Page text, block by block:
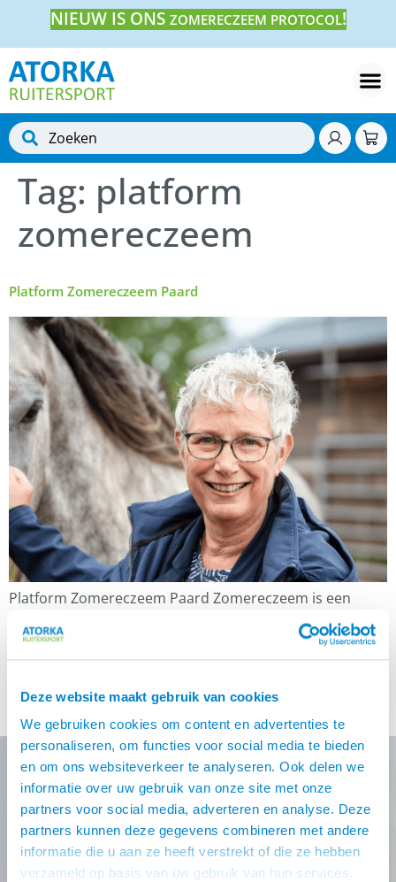
Deze website maakt gebruik van cookies
We gebruiken cookies om content en advertenties te
personaliseren, om functies voor social media te bieden
en om ons websiteverkeer te analyseren. Ook delen we
informatie over uw gebruik van onze site met onze
partners voor social media, adverteren en analyse. Deze
partners kunnen deze gegevens combineren met andere
informatie die u aan ze heeft verstrekt of die ze hebben
verzameld op basis van uw gebruik van hun services.
NIEUW IS ONS ZOMERECZEEM PROTOCOL!
Tag: platform
zomereczeem
Platform Zomereczeem Paard
Platform Zomereczeem Paard Zomereczeem is een
lastig probleem voor paarden, maar ook zeker voor hun
eigenaren! Dat weet ik als geen ander, omdat ik zelf heel
wat jaren paarden met zomereczeem heb gehad. Ik
de jeuk en waarom het ontstond. Vandaar dat ik zoveel
[…]
Nooit meer de beste Atorka
deals missen?